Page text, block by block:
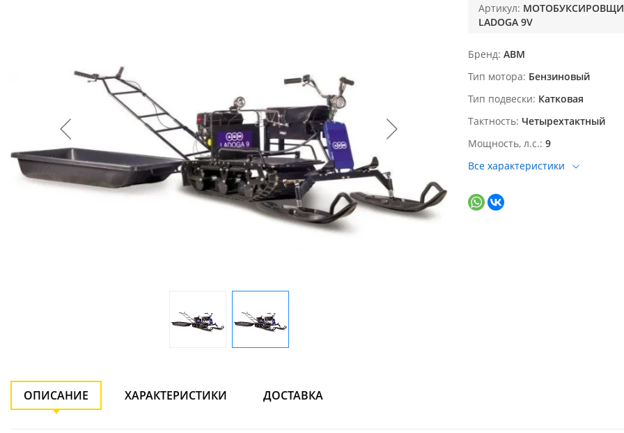
Артикул:
LADOGA 9V
Бренд ABM
Тип мотора Бензиновый
Тип подвески Катковая
Тактность Четырехтактный
Мощность, л.с. 9
Все характеристики
ОПИСАНИЕ ХАРАКТЕРИСТИКИ ДОСТАВКА